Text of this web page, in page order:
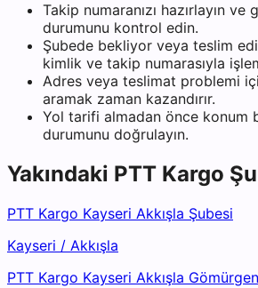
Takip numaranızı hazırlayın
durumunu kontrol edin.
Şubede bekliyor veya teslim
kimlik ve takip numarasıyla
Adres veya teslimat problemi
aramak zaman kazandırır.
Yol tarifi almadan önce konum
durumunu doğrulayın.
Yakındaki PTT Kargo
PTT Kargo Kayseri Akkışla Şubesi
Kayseri / Akkışla
PTT Kargo Kayseri Akkışla